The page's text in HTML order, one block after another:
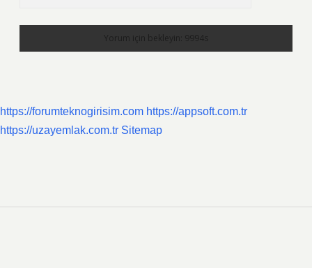
https://forumteknogirisim.com https://appsoft.com.tr
https://uzayemlak.com.tr Sitemap